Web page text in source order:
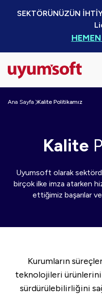
SEKTÖRÜNÜZÜN
Ana Sayfa Kalite Politikamız
Kalite
Uyumsoft olarak
birçok ilke imza atarken
ettiğimiz başarılar
Kurumların
teknolojileri
sürdürülebilirliğini